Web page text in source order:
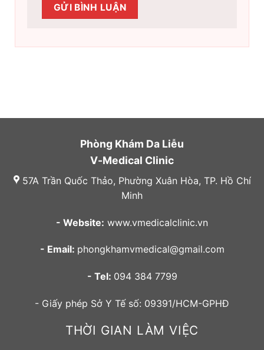
Phòng Khám Da Liễu
V-Medical Clinic
57A Trần Quốc Thảo, Phường Xuân Hòa, TP. Hồ Chí
Minh
- Website: www.vmedicalclinic.vn
- Email: phongkhamvmedical@gmail.com
- Tel: 094 384 7799
- Giấy phép Sở Y Tế số: 09391/HCM-GPHĐ
THỜI GIAN LÀM VIỆC